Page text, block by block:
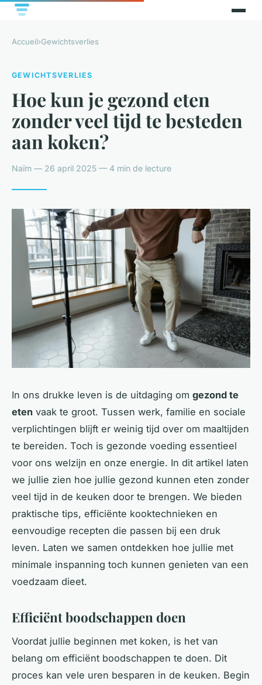
Accueil›Gewichtsverlies
GEWICHTSVERLIES
Hoe kun je gezond eten
zonder veel tijd te besteden
aan koken?
Naïm — 26 april 2025 — 4 min de lecture
In ons drukke leven is de uitdaging om gezond te
eten vaak te groot. Tussen werk, familie en sociale
verplichtingen blijft er weinig tijd over om maaltijden
te bereiden. Toch is gezonde voeding essentieel
voor ons welzijn en onze energie. In dit artikel laten
we jullie zien hoe jullie gezond kunnen eten zonder
veel tijd in de keuken door te brengen. We bieden
praktische tips, efficiënte kooktechnieken en
eenvoudige recepten die passen bij een druk
leven. Laten we samen ontdekken hoe jullie met
minimale inspanning toch kunnen genieten van een
voedzaam dieet.
Efficiënt boodschappen doen
Voordat jullie beginnen met koken, is het van
belang om efficiënt boodschappen te doen. Dit
proces kan vele uren besparen in de keuken. Begin